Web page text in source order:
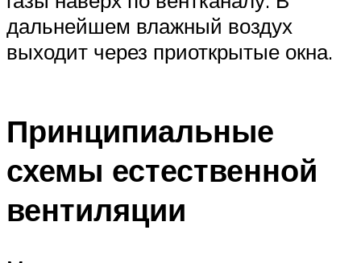
дальнейшем влажный воздух
выходит через приоткрытые окна.
Принципиальные
схемы естественной
вентиляции